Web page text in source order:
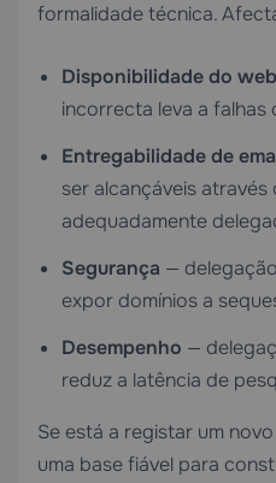
formalidade técnica.
Disponibilidade do
incorrecta leva a falhas
Entregabilidade de
ser alcançáveis
adequadamente
Segurança —
expor domínios a
Desempenho —
reduz a latência de
Se está a registar um
uma base fiável para